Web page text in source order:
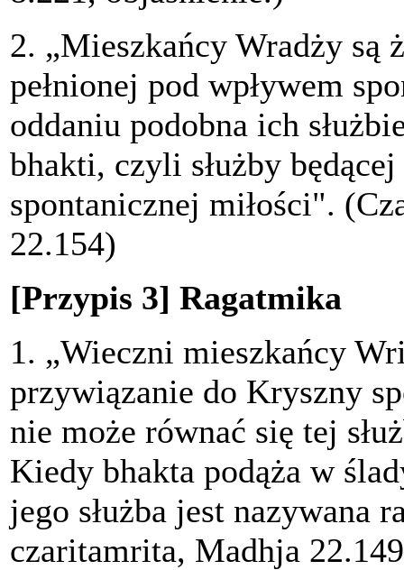
2. „Mieszkańcy Wradży są
pełnionej pod wpływem
oddaniu podobna ich
bhakti, czyli służby
spontanicznej miłości".
22.154)
[Przypis 3] Ragatmika
1. „Wieczni mieszkańcy
przywiązanie do Kryszny
nie może równać się tej
Kiedy bhakta podąża w
jego służba jest nazywana
czaritamrita, Madhja